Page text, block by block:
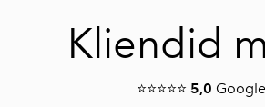
Kliendid
⭐⭐⭐⭐⭐ 5,0